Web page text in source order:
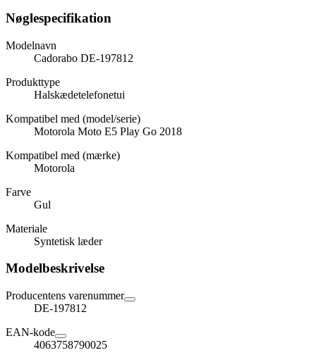
Nøglespecifikation
Modelnavn
Cadorabo DE-197812
Produkttype
Halskædetelefonetui
Kompatibel med (model/serie)
Motorola Moto E5 Play Go 2018
Kompatibel med (mærke)
Motorola
Farve
Gul
Materiale
Syntetisk læder
Modelbeskrivelse
Producentens varenummer
DE-197812
EAN-kode
4063758790025